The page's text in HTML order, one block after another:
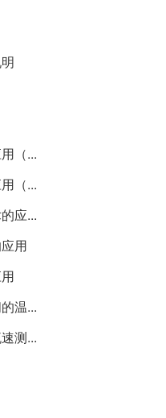
（...
（...
应...
用
温...
测...